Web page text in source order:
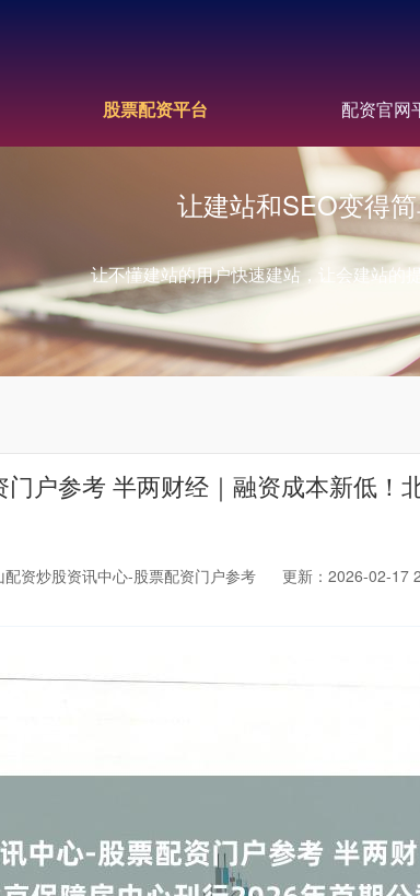
股票配资平台 配资官网
让建站和SEO变得
让不懂建站的用户快速建站，让会建站的
户参考 半两财经｜融资成本新低！
配资炒股资讯中心-股票配资门户参考 更新：2026-02-17